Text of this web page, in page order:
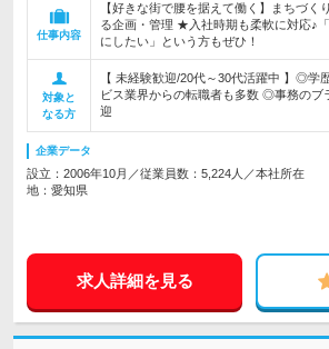
仕事内容
【好きな街で腰を据えて働く】まちづく
る企画・管理 ★入社時期も柔軟に対応♪
にしたい」という方もぜひ！
対象と
なる方
【 未経験歓迎/20代～30代活躍中 】◎学
ビス業界からの転職者も多数 ◎事務のブ
迎
企業データ
設立：2006年10月／従業員数：5,224人／本社所在
地：愛知県
求人詳細を見る